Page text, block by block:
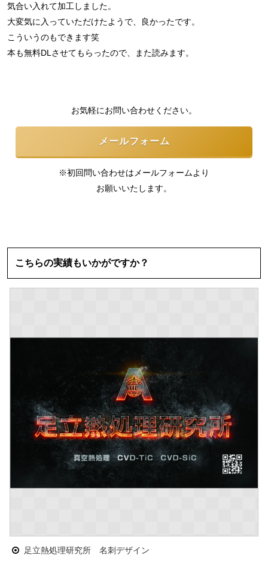
気合い入れて加工しました。
大変気に入っていただけたようで、良かったです。
こういうのもできます笑
本も無料DLさせてもらったので、また読みます。
お気軽にお問い合わせください。
メールフォーム
※初回問い合わせはメールフォームより
お願いいたします。
こちらの実績もいかがですか？
足立熱処理研究所 名刺デザイン